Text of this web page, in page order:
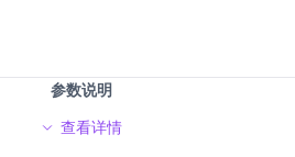
参数说明
查看详情